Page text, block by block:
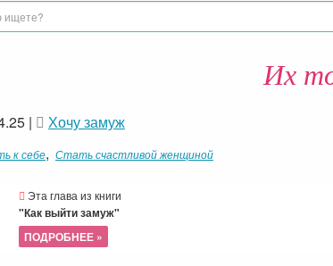
Их
| Хочу замуж
к себе, Стать счастливой женщиной
Эта глава из книги
"Как выйти замуж"
ПОДРОБНЕЕ »